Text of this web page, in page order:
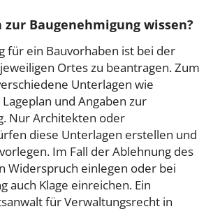
zur Baugenehmigung wissen?
für ein Bauvorhaben ist bei der
Ortes zu beantragen. Zum
Unterlagen wie
und Angaben zur
Nur Architekten oder
diese Unterlagen erstellen und
Im Fall der Ablehnung des
Widerspruch einlegen oder bei
auch Klage einreichen. Ein
für Verwaltungsrecht in